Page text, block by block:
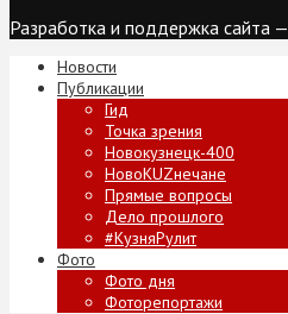
Разработка и поддержка сайта —
Новости
Публикации
Гид
Точка зрения
Новокузнецк-400
НовоKUZнечане
Прямые вопросы
Дело прошлого
#КузняРулит
Фото
Фото дня
Фоторепортажи